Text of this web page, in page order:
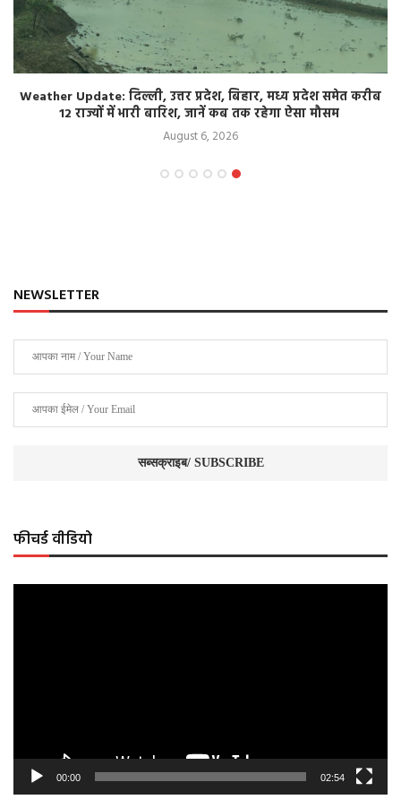
Weather Update: दिल्ली, उत्तर प्रदेश, बिहार, मध्य प्रदेश समेत करीब
12 राज्यों में भारी बारिश, जानें कब तक रहेगा ऐसा मौसम
August 6, 2026
NEWSLETTER
फीचर्ड वीडियो
00:00 02:54